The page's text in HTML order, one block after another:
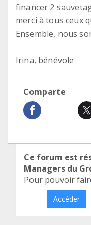
financer 2
merci à tous ceux
Ensemble, nous
Irina, bénévole
Comparte
Ce forum est
Managers du
Pour pouvoir
Accéder